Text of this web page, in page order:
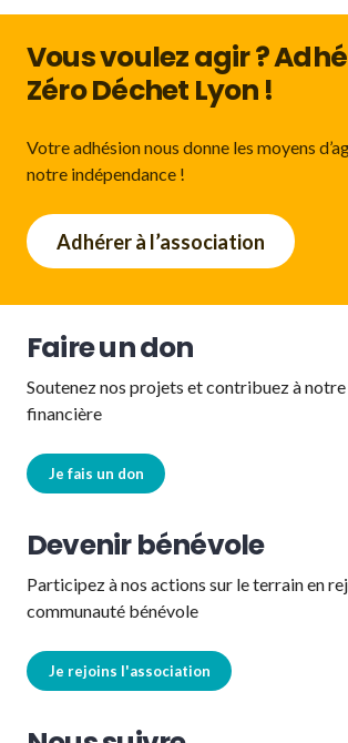
Vous voulez agir ?
Zéro Déchet Lyon !
Votre adhésion nous donne les moyens
notre indépendance !
Adhérer à l’association
Faire un don
Soutenez nos projets et contribuez à
financière
Je fais un don
Devenir bénévole
Participez à nos actions sur le terrain en
communauté bénévole
Je rejoins l'association